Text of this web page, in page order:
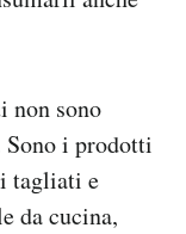
non sono
Sono i prodotti
tagliati e
da cucina,